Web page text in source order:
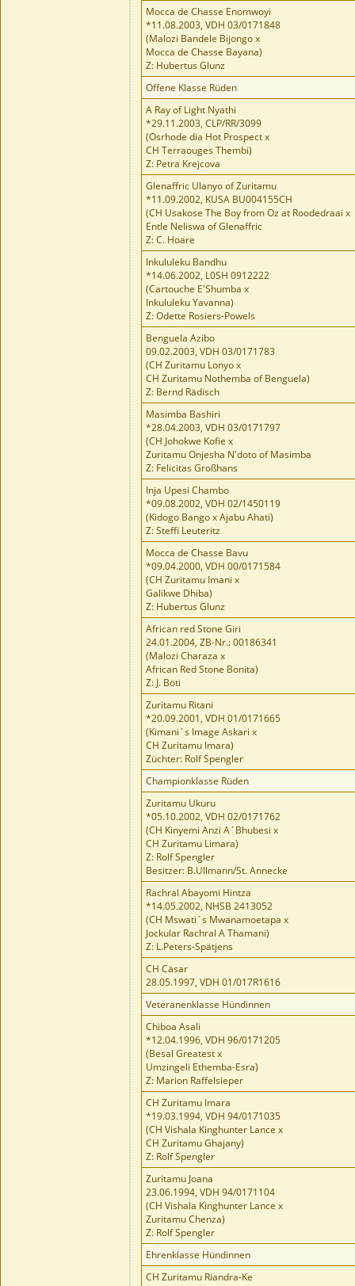
Mocca de Chasse Enomwoyi
*11.08.2003, VDH 03/0171848
(Malozi Bandele Bijongo x
Mocca de Chasse Bayana)
Z: Hubertus Glunz
Offene Klasse Rüden
A Ray of Light Nyathi
*29.11.2003, CLP/RR/3099
(Osrhode dia Hot Prospect x
CH Terraouges Thembi)
Z: Petra Krejcova
Glenaffric Ulanyo of Zuritamu
*11.09.2002, KUSA BU004155CH
(CH Usakose The Boy from Oz at Roodedraai x
Entle Neliswa of Glenaffric
Z: C. Hoare
Inkululeku Bandhu
*14.06.2002, L0SH 0912222
(Cartouche E'Shumba x
Inkululeku Yavanna)
Z: Odette Rosiers-Powels
Benguela Azibo
09.02.2003, VDH 03/0171783
(CH Zuritamu Lonyo x
CH Zuritamu Nothemba of Benguela)
Z: Bernd Rädisch
Masimba Bashiri
*28.04.2003, VDH 03/0171797
(CH Johokwe Kofie x
Zuritamu Onjesha N'doto of Masimba
Z: Felicitas Großhans
Inja Upesi Chambo
*09.08.2002, VDH 02/1450119
(Kidogo Bango x Ajabu Ahati)
Z: Steffi Leuteritz
Mocca de Chasse Bavu
*09.04.2000, VDH 00/0171584
(CH Zuritamu Imani x
Galikwe Dhiba)
Z: Hubertus Glunz
African red Stone Giri
24.01.2004, ZB-Nr.: 00186341
(Malozi Charaza x
African Red Stone Bonita)
Z: J. Böti
Zuritamu Ritani
*20.09.2001, VDH 01/0171665
(Kimani´s Image Askari x
CH Zuritamu Imara)
Züchter: Rolf Spengler
Championklasse Rüden
Zuritamu Ukuru
*05.10.2002, VDH 02/0171762
(CH Kinyemi Anzi A´Bhubesi x
CH Zuritamu Limara)
Z: Rolf Spengler
Besitzer: B.Ullmann/St. Annecke
Rachral Abayomi Hintza
*14.05.2002, NHSB 2413052
(CH Mswati´s Mwanamoetapa x
Jockular Rachral A Thamani)
Z: L.Peters-Spätjens
CH Cäsar
28.05.1997, VDH 01/017R1616
Veteranenklasse Hündinnen
Chiboa Asali
*12.04.1996, VDH 96/0171205
(Besal Greatest x
Umzingeli Ethemba-Esra)
Z: Marion Raffelsieper
CH Zuritamu Imara
*19.03.1994, VDH 94/0171035
(CH Vishala Kinghunter Lance x
CH Zuritamu Ghajany)
Z: Rolf Spengler
Zuritamu Joana
23.06.1994, VDH 94/0171104
(CH Vishala Kinghunter Lance x
Zuritamu Chenza)
Z: Rolf Spengler
Ehrenklasse Hündinnen
CH Zuritamu Riandra-Ke